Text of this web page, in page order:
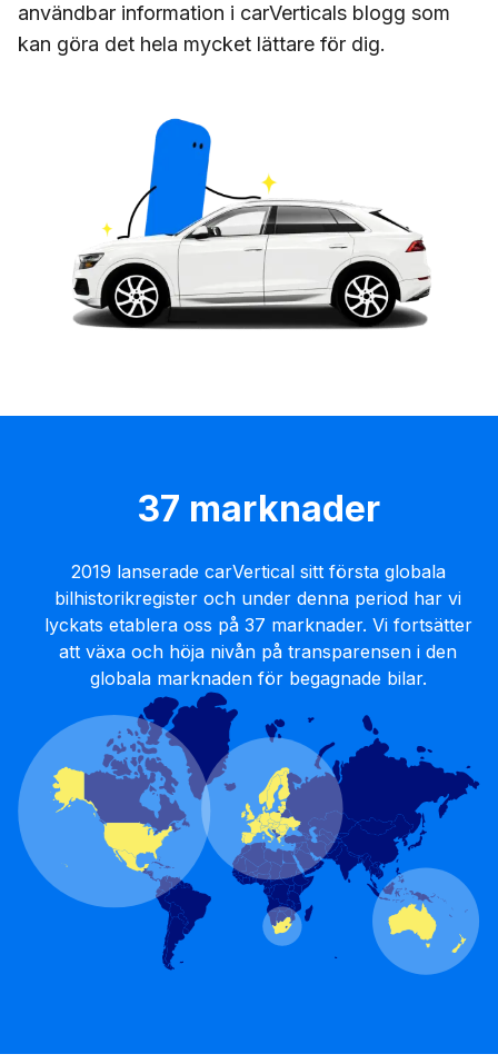
användbar information i carVerticals blogg som
kan göra det hela mycket lättare för dig.
37 marknader
2019 lanserade carVertical sitt första globala
bilhistorikregister och under denna period har vi
lyckats etablera oss på 37 marknader. Vi fortsätter
att växa och höja nivån på transparensen i den
globala marknaden för begagnade bilar.